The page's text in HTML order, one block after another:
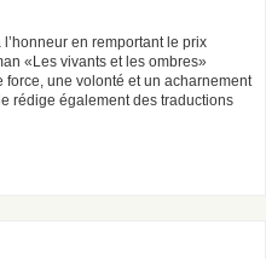
en remportant le prix
«Les vivants et les ombres»
une volonté et un acharnement
rédige également des traductions